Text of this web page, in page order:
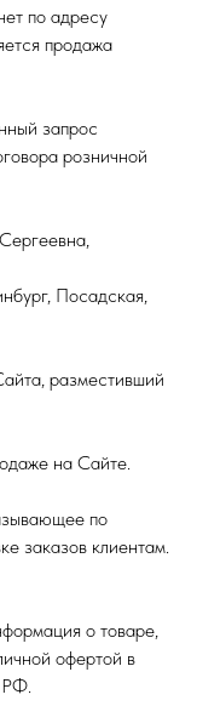
по адресу
продажа
запрос
розничной
Посадская,
разместивший
на Сайте.
по
заказов клиентам.
о товаре,
офертой в
РФ.